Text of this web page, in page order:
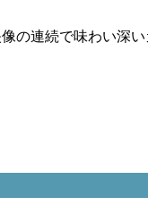
の連続で味わい深い